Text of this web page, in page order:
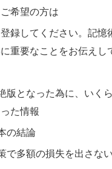
希望の方は
録してください。記憶
重要なことをお伝えし
版となった為に、いく
た情報
の結論
で多額の損失を出さな